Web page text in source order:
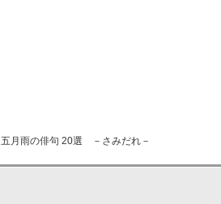
五月雨の俳句 20選 －さみだれ－